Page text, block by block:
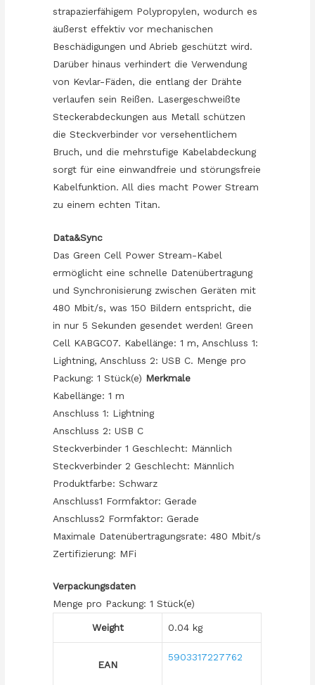
strapazierfähigem Polypropylen, wodurch es
äußerst effektiv vor mechanischen
Beschädigungen und Abrieb geschützt wird.
Darüber hinaus verhindert die Verwendung
von Kevlar-Fäden, die entlang der Drähte
verlaufen sein Reißen. Lasergeschweißte
Steckerabdeckungen aus Metall schützen
die Steckverbinder vor versehentlichem
Bruch, und die mehrstufige Kabelabdeckung
sorgt für eine einwandfreie und störungsfreie
Kabelfunktion. All dies macht Power Stream
zu einem echten Titan.
Data&Sync
Das Green Cell Power Stream-Kabel
ermöglicht eine schnelle Datenübertragung
und Synchronisierung zwischen Geräten mit
480 Mbit/s, was 150 Bildern entspricht, die
in nur 5 Sekunden gesendet werden! Green
Cell KABGC07. Kabellänge: 1 m, Anschluss 1:
Lightning, Anschluss 2: USB C. Menge pro
Packung: 1 Stück(e) Merkmale
Kabellänge: 1 m
Anschluss 1: Lightning
Anschluss 2: USB C
Steckverbinder 1 Geschlecht: Männlich
Steckverbinder 2 Geschlecht: Männlich
Produktfarbe: Schwarz
Anschluss1 Formfaktor: Gerade
Anschluss2 Formfaktor: Gerade
Maximale Datenübertragungsrate: 480 Mbit/s
Zertifizierung: MFi
Verpackungsdaten
Menge pro Packung: 1 Stück(e)
Weight 0.04 kg
EAN
5903317227762